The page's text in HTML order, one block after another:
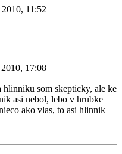
11:52
17:08
hlinniku som skepticky, ale ke
asi nebol, lebo v hrubke
ako vlas, to asi hlinnik